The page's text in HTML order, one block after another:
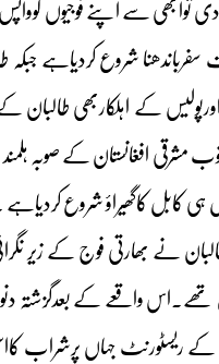
سے اپنے فوجیوں کوواپس
شروع کردیاہے
کے اہلکاربھی طالبان کے
افغانستان کے صوبہ
ہی کابل کاگھیراؤ شروع کردیاہے ۔
نے بھارتی فوج کے زیر
تھے۔اس واقعے کے
ریسٹورنٹ جہاں پرشراب